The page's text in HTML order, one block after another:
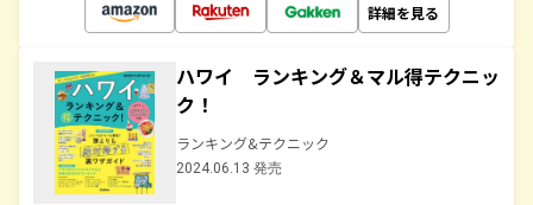
詳細を見る
ハワイ ランキング＆マル得テクニッ
ク！
ランキング&テクニック
2024.06.13 発売